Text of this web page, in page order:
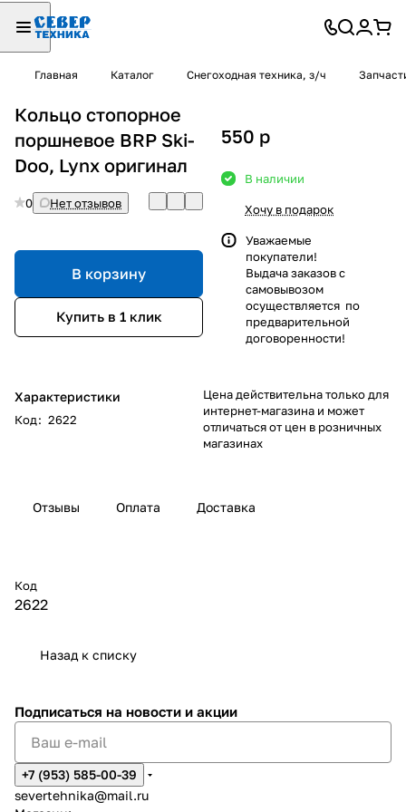
Главная Каталог Снегоходная техника, з/ч
Кольцо стопорное
поршневое BRP Ski-
Doo, Lynx оригинал
0 Нет отзывов
В корзину
Купить в 1 клик
Характеристики
Код: 2622
550 p
В наличии
Хочу в подарок
Уважаемые
покупатели!
Выдача заказов с
самовывозом
осуществляется по
предварительной
договоренности!
Цена действительна только для
интернет-магазина и может
отличаться от цен в розничных
магазинах
Отзывы Оплата Доставка
Код
2622
Назад к списку
Подписаться на новости и акции
+7 (953) 585-00-39
severtehnika@mail.ru